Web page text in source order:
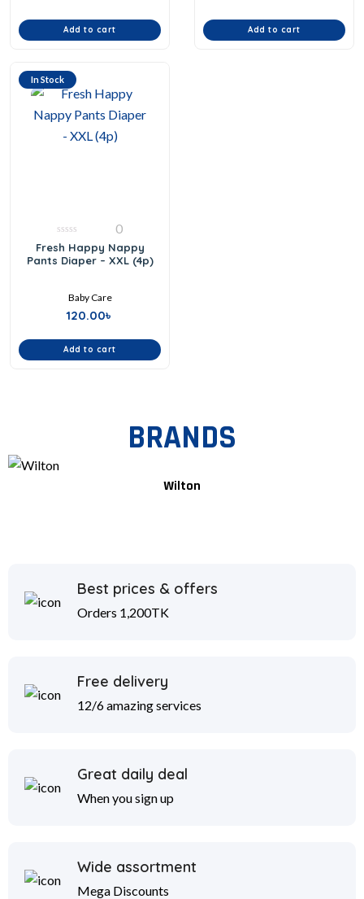
Add to cart Add to cart
In Stock
0
out
of
0
Fresh Happy Nappy
Pants Diaper – XXL (4p)
Baby Care
120.00৳
Add to cart
BRANDS
Wilton
Best prices & offers
Orders 1,200TK
Free delivery
12/6 amazing services
Great daily deal
When you sign up
Wide assortment
Mega Discounts